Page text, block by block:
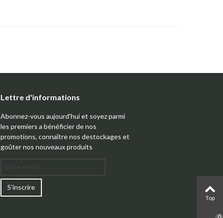
Lettre d'informations
Abonnez-vous aujourd'hui et soyez parmi
les premiers a bénéficier de nos
promotions, connaître nos destockages et
goûter nos nouveaux produits
S'inscrire
Top